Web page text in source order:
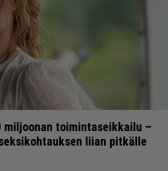
miljoonan toimintaseikkailu –
liian pitkälle